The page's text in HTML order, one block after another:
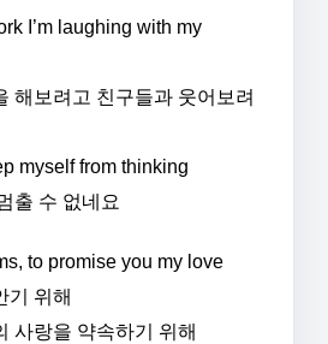
I’m laughing with my
해보려고 친구들과 웃어보려
myself from thinking
출 수 없네요
to promise you my love
기 위해
사랑을 약속하기 위해